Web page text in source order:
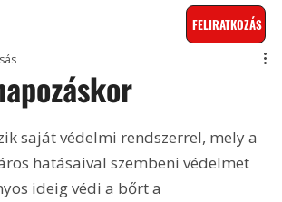
FELIRATKOZÁS
saját védelmi rendszerrel, mely a
hatásaival szembeni védelmet
ideig védi a bőrt a